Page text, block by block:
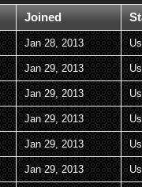
Joined
Jan 28, 2013
Jan 29, 2013
Jan 29, 2013
Jan 29, 2013
Jan 29, 2013
Jan 29, 2013